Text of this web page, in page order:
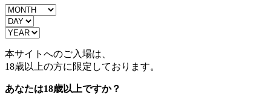
本サイトへのご入場は、
18歳以上の方に限定しております。
あなたは18歳以上ですか？